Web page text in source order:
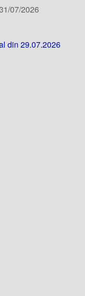
07/2026
din 29.07.2026